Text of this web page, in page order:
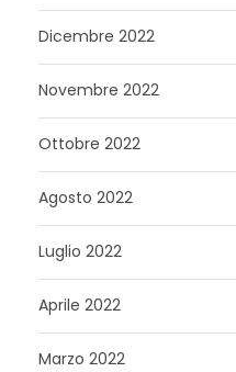
Dicembre 2022
Novembre 2022
Ottobre 2022
Agosto 2022
Luglio 2022
Aprile 2022
Marzo 2022